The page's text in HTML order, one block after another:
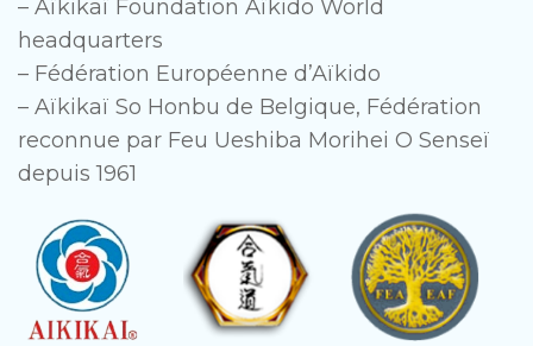
– Aïkikaï Foundation Aïkido World
headquarters
– Fédération Européenne d’Aïkido
– Aïkikaï So Honbu de Belgique, Fédération
reconnue par Feu Ueshiba Morihei O Senseï
depuis 1961